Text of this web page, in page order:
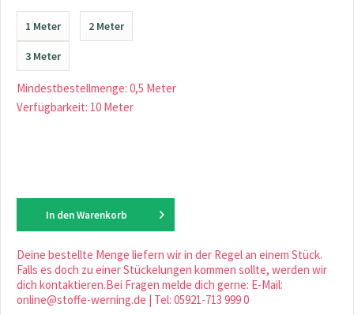
1 Meter 2 Meter
3 Meter
Mindestbestellmenge: 0,5 Meter
Verfügbarkeit: 10 Meter
In den Warenkorb
Deine bestellte Menge liefern wir in der Regel an einem Stück.
Falls es doch zu einer Stückelungen kommen sollte, werden wir
dich kontaktieren.Bei Fragen melde dich gerne: E-Mail:
online@stoffe-werning.de | Tel: 05921-713 999 0